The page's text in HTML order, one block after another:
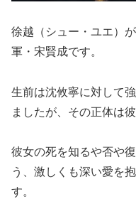
徐越（シュー・ユエ）
軍・宋賢成です。
生前は沈攸寧に対して
ましたが、その正体は
彼女の死を知るや否や
う、激しくも深い愛を
す。